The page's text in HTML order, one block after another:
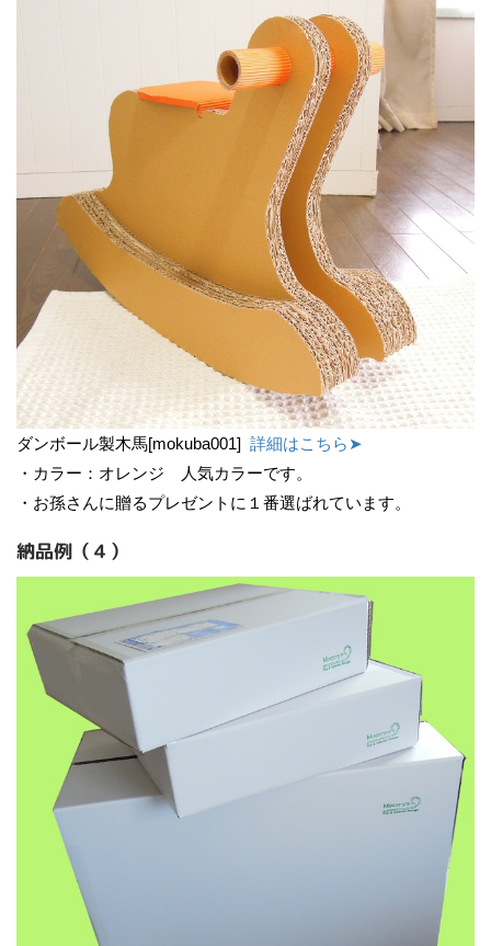
ダンボール製木馬[mokuba001] 詳細はこちら➤
・カラー：オレンジ 人気カラーです。
・お孫さんに贈るプレゼントに１番選ばれています。
納品例（４）